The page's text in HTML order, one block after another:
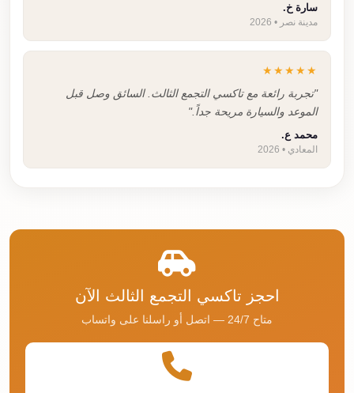
سارة خ.
مدينة نصر • 2026
★★★★★
"تجربة رائعة مع تاكسي التجمع الثالث. السائق وصل قبل
الموعد والسيارة مريحة جداً."
محمد ع.
المعادي • 2026
احجز تاكسي التجمع الثالث الآن
متاح 24/7 — اتصل أو راسلنا على واتساب